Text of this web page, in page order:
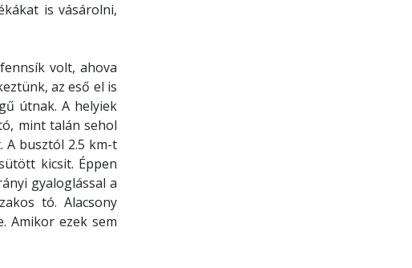
is vásárolni,
volt, ahova
az eső el is
útnak. A helyiek
mint talán sehol
A busztól 2.5 km-t
kicsit. Éppen
gyaloglással a
tó. Alacsony
Amikor ezek sem